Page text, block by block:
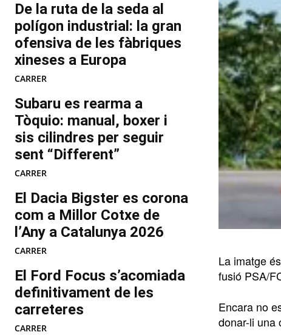
De la ruta de la seda al
polígon industrial: la gran
ofensiva de les fàbriques
xineses a Europa
CARRER
Subaru es rearma a
Tòquio: manual, boxer i
sis cilindres per seguir
sent “Different”
CARRER
El Dacia Bigster es corona
com a Millor Cotxe de
l’Any a Catalunya 2026
CARRER
El Ford Focus s’acomiada
definitivament de les
carreteres
CARRER
La imatge
fusió PSA/
Encara no
donar-li una